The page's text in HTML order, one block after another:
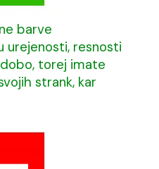
barve
urejenosti, resnosti
torej imate
strank, kar